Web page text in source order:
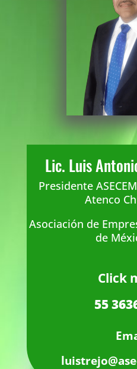
Lic. Luis
Presidente
Atenco
Asociación de
de
Click
55